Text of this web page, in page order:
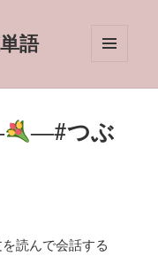
語
ーとウ
―#つぶ
読んで会話する